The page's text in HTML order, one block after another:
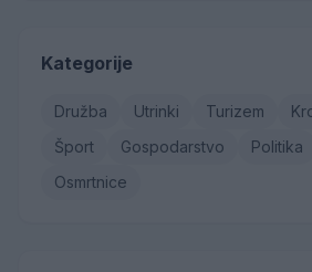
Kategorije
Družba Utrinki Turizem
Šport
Gospodarstvo Politika
Osmrtnice